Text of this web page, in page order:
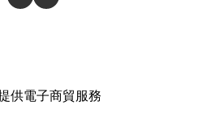
供電子商貿服務